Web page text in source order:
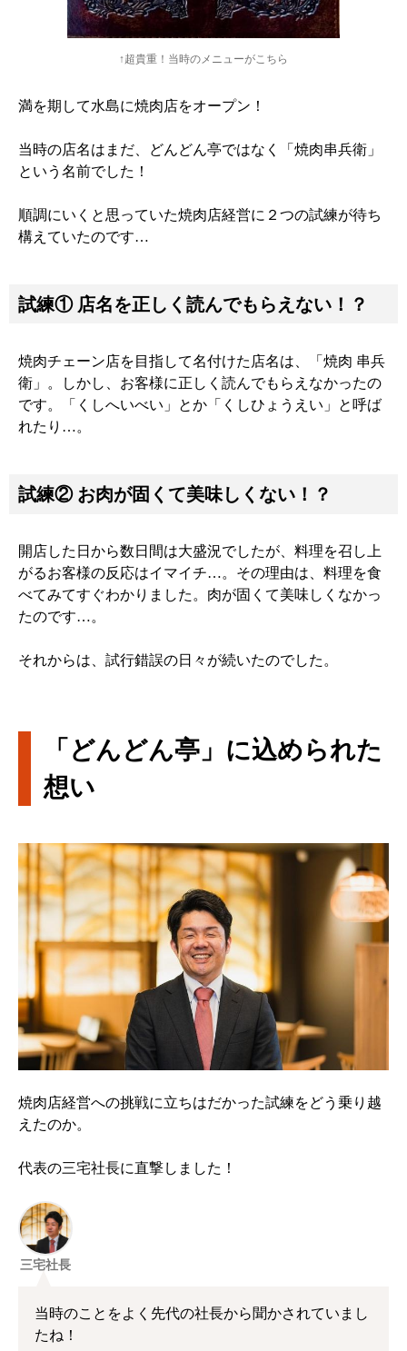
↑超貴重！当時のメニューがこちら
満を期して水島に焼肉店をオープン！
当時の店名はまだ、どんどん亭ではなく「焼肉串兵衛」
という名前でした！
順調にいくと思っていた焼肉店経営に２つの試練が待ち
構えていたのです…
試練① 店名を正しく読んでもらえない！？
焼肉チェーン店を目指して名付けた店名は、「焼肉 串兵
衛」。しかし、お客様に正しく読んでもらえなかったの
です。「くしへいべい」とか「くしひょうえい」と呼ば
れたり…。
試練② お肉が固くて美味しくない！？
開店した日から数日間は大盛況でしたが、料理を召し上
がるお客様の反応はイマイチ…。その理由は、料理を食
べてみてすぐわかりました。肉が固くて美味しくなかっ
たのです…。
それからは、試行錯誤の日々が続いたのでした。
「どんどん亭」に込められた
想い
焼肉店経営への挑戦に立ちはだかった試練をどう乗り越
えたのか。
代表の三宅社長に直撃しました！
三宅社長
当時のことをよく先代の社長から聞かされていまし
たね！